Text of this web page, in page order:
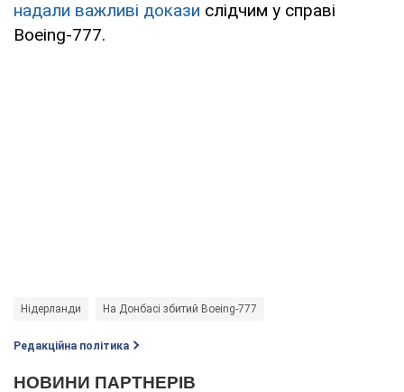
надали важливі докази слідчим у справі
Boeing-777.
Нідерланди На Донбасі збитий Boeing-777
Редакційна політика